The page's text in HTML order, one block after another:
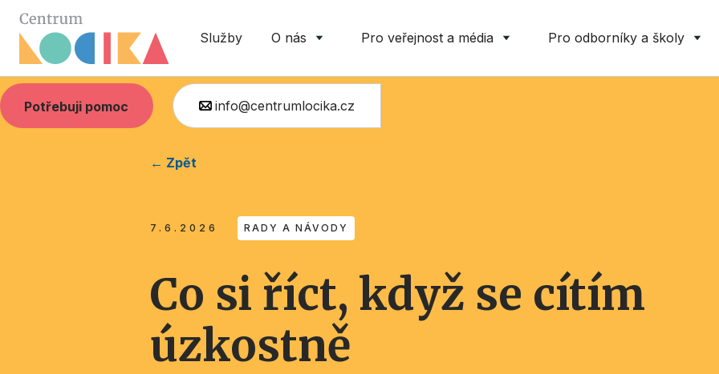
Služby O nás Pro veřejnost a média Pro odborníky a školy
Potřebuji pomoc info@centrumlocika.cz
← Zpět
7.6.2026 RADY A NÁVODY
Co si říct, když se cítím
úzkostně